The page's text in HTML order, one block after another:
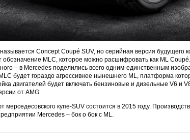
Concept Coupé SUV, но серийная версия будущего
обозначение MLC, которое можно расшифровать как ML
– в Mercedes поделились всего одним-единственным
будет гораздо агрессивнее нынешнего ML, платформа
двигателей будет включать бензиновые и дизельные V6 и
от AMG.
мерседесовского купе-SUV состоится в 2015 году.
Mercedes – бок о бок с ML.